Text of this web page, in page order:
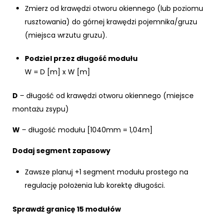
Zmierz od krawędzi otworu okiennego (lub poziomu
rusztowania) do górnej krawędzi pojemnika/gruzu
(miejsca wrzutu gruzu).
Podziel przez długość modułu
W = D [m] x W [m]
D – długość od krawędzi otworu okiennego (miejsce
montażu zsypu)
W – długość modułu [1040mm = 1,04m]
Dodaj segment zapasowy
Zawsze planuj +1 segment modułu prostego na
regulację położenia lub korektę długości.
Sprawdź granicę 15 modułów